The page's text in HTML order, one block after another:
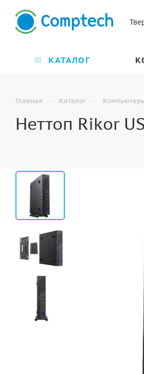
КАТАЛОГ
Главная — Каталог —
Неттоп Rikor